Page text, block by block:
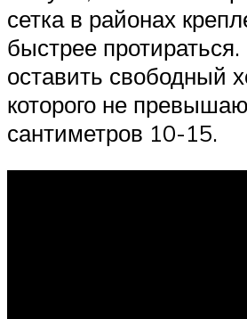
сетка в районах
быстрее
оставить свободный
которого не
сантиметров 10-15.